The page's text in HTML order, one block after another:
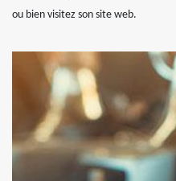
ou bien visitez son site web.